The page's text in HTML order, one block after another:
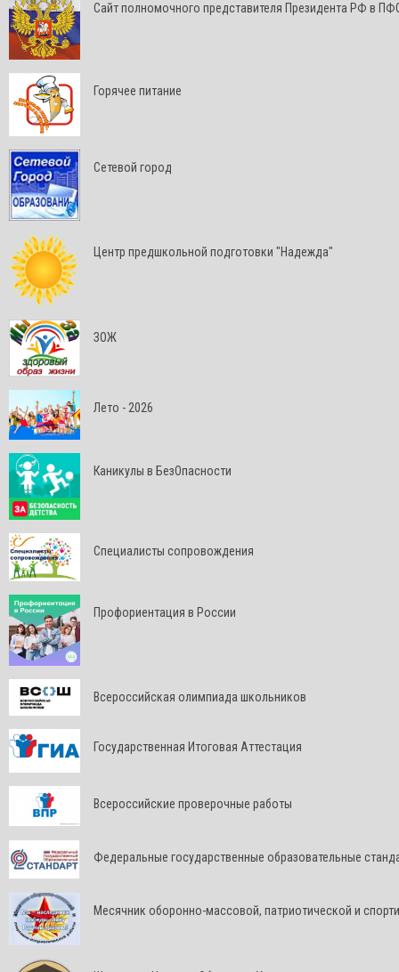
Cайт полномочного представителя Президента РФ в
Горячее питание
Сетевой город
Центр предшкольной подготовки "Надежда"
ЗОЖ
Лето - 2026
Каникулы в БезОпасности
Специалисты сопровождения
Профориентация в России
Всероссийская олимпиада школьников
Государственная Итоговая Аттестация
Всероссийские проверочные работы
Федеральные государственные образовательные
Месячник оборонно-массовой, патриотической и